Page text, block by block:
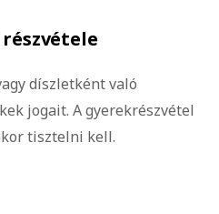
díszletként való
jogait. A gyerekrészvétel
tisztelni kell.